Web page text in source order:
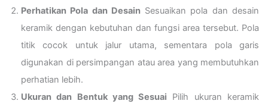
Perhatikan Pola dan DesainSesuaikan pola dan desain
keramik dengan kebutuhan dan fungsi area tersebut. Pola
titik cocok untuk jalur utama, sementara pola garis
digunakan di persimpangan atau area yang membutuhkan
perhatian lebih.
Ukuran dan Bentuk yang Sesuai Pilih ukuran keramik